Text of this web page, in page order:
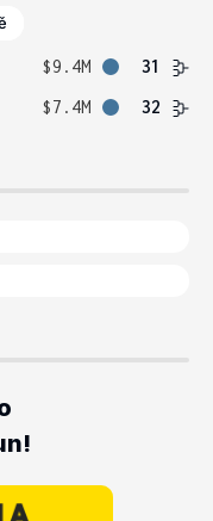
$9.4M
31
$7.4M 32